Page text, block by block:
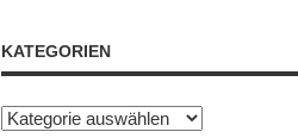
KATEGORIEN
Kategorien